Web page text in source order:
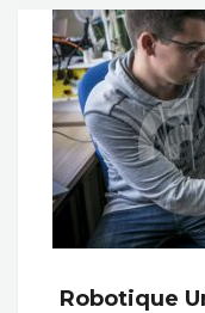
Robotique